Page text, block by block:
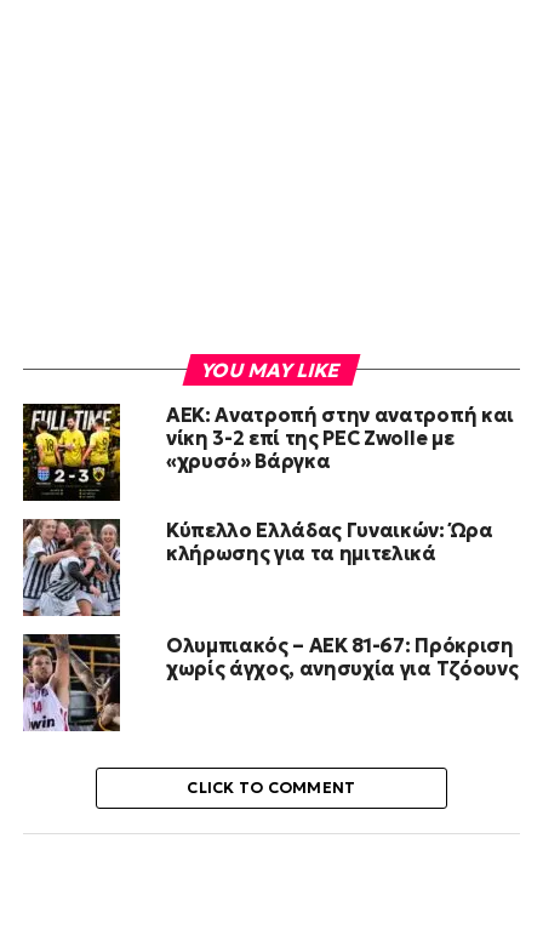
YOU MAY LIKE
ΑΕΚ: Ανατροπή στην ανατροπή και
νίκη 3-2 επί της PEC Zwolle με
«χρυσό» Βάργκα
Κύπελλο Ελλάδας Γυναικών: Ώρα
κλήρωσης για τα ημιτελικά
Ολυμπιακός – ΑΕΚ 81-67: Πρόκριση
χωρίς άγχος, ανησυχία για Τζόουνς
CLICK TO COMMENT